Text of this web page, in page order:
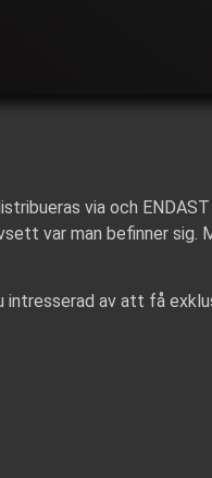
via och
var man befinner sig.
intresserad av att få